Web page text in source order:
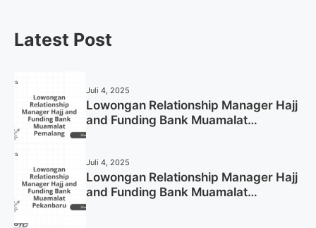
Latest Post
Juli 4, 2025
Lowongan Relationship Manager Hajj
and Funding Bank Muamalat
Juli 4, 2025
Lowongan Relationship Manager Hajj
and Funding Bank Muamalat